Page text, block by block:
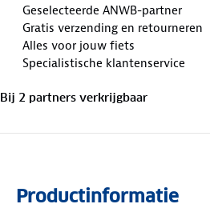
Geselecteerde ANWB-partner
Gratis verzending en retourneren
Alles voor jouw fiets
Specialistische klantenservice
Bij 2 partners verkrijgbaar
Productinformatie